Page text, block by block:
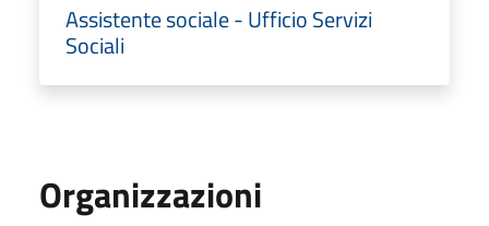
Assistente sociale - Ufficio Servizi
Sociali
Organizzazioni